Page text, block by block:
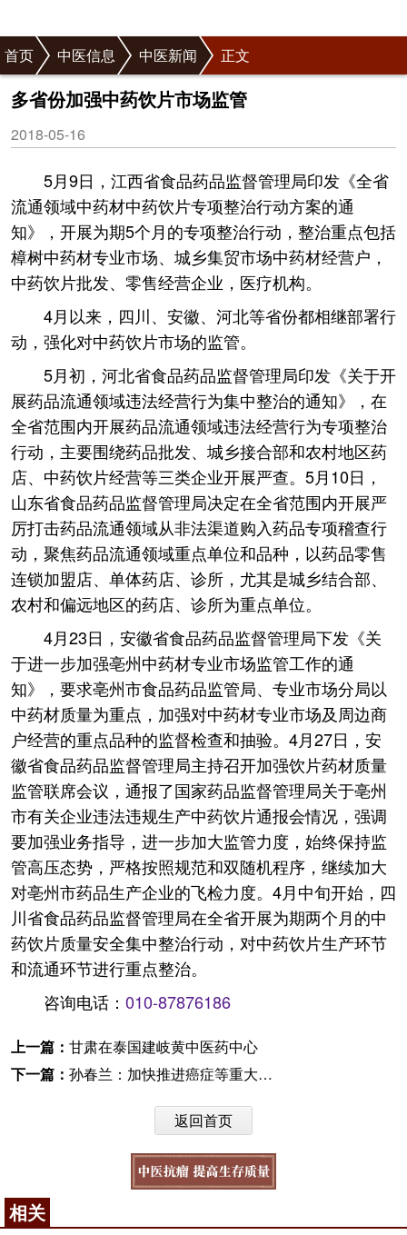
首页 中医信息 中医新闻 正文
多省份加强中药饮片市场监管
2018-05-16
5月9日，江西省食品药品监督管理局印发《全省
流通领域中药材中药饮片专项整治行动方案的通
知》，开展为期5个月的专项整治行动，整治重点包括
樟树中药材专业市场、城乡集贸市场中药材经营户，
中药饮片批发、零售经营企业，医疗机构。
4月以来，四川、安徽、河北等省份都相继部署行
动，强化对中药饮片市场的监管。
5月初，河北省食品药品监督管理局印发《关于开
展药品流通领域违法经营行为集中整治的通知》，在
全省范围内开展药品流通领域违法经营行为专项整治
行动，主要围绕药品批发、城乡接合部和农村地区药
店、中药饮片经营等三类企业开展严查。5月10日，
山东省食品药品监督管理局决定在全省范围内开展严
厉打击药品流通领域从非法渠道购入药品专项稽查行
动，聚焦药品流通领域重点单位和品种，以药品零售
连锁加盟店、单体药店、诊所，尤其是城乡结合部、
农村和偏远地区的药店、诊所为重点单位。
4月23日，安徽省食品药品监督管理局下发《关
于进一步加强亳州中药材专业市场监管工作的通
知》，要求亳州市食品药品监管局、专业市场分局以
中药材质量为重点，加强对中药材专业市场及周边商
户经营的重点品种的监督检查和抽验。4月27日，安
徽省食品药品监督管理局主持召开加强饮片药材质量
监管联席会议，通报了国家药品监督管理局关于亳州
市有关企业违法违规生产中药饮片通报会情况，强调
要加强业务指导，进一步加大监管力度，始终保持监
管高压态势，严格按照规范和双随机程序，继续加大
对亳州市药品生产企业的飞检力度。4月中旬开始，四
川省食品药品监督管理局在全省开展为期两个月的中
药饮片质量安全集中整治行动，对中药饮片生产环节
和流通环节进行重点整治。
咨询电话： 010-87876186
上一篇： 甘肃在泰国建岐黄中医药中心
下一篇： 孙春兰：加快推进癌症等重大疾病防治攻关
返回首页
相关